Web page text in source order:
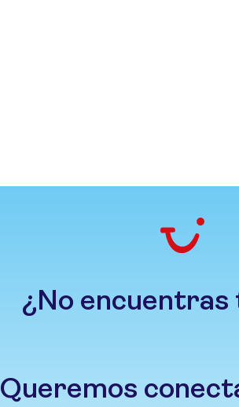
¿No encuentras
Queremos